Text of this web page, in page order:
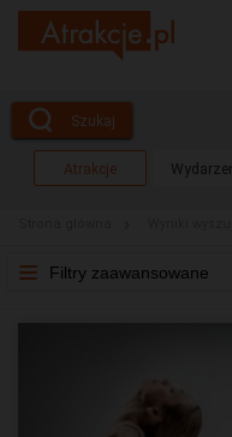
Szukaj
Atrakcje
Filtry zaawansowane